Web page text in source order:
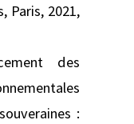
Paris, 2021,
des
: